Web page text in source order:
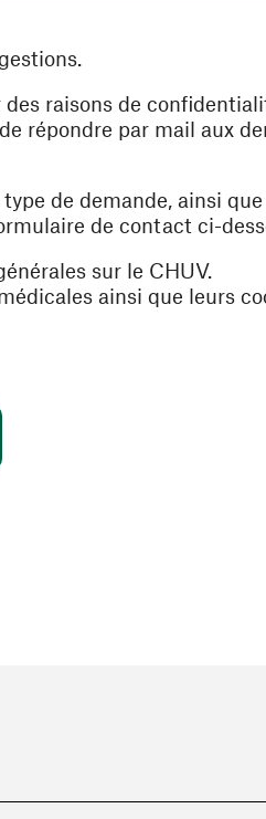
raisons de
répondre par mail aux
de demande, ainsi
de contact ci-
sur le CHUV.
ainsi que leurs